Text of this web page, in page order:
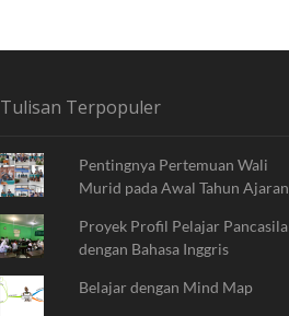
Tulisan Terpopuler
Pentingnya Pertemuan Wali
Murid pada Awal Tahun Ajaran
Proyek Profil Pelajar Pancasila
dengan Bahasa Inggris
Belajar dengan Mind Map